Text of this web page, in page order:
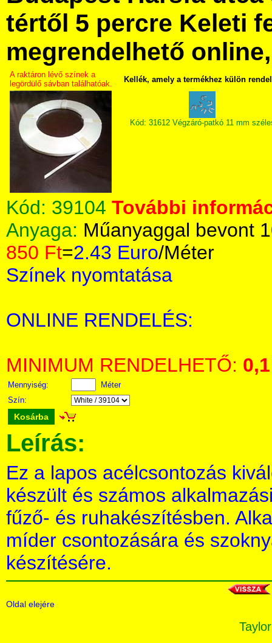
tértől 5 percre Keleti
megrendelhető
A raktáron lévő színek a
legördülő sávban találhatóak.
Kellék, amely a termékhez külön
Kód: 31612 Végzáró-patkó 11 mm
Kód: 39104 További
Anyaga: Műanyaggal bevont
850 Ft=2.43 Euro/Méter
Színek nyomtatása
ONLINE RENDELÉS:
MINIMUM RENDELHETŐ: 0,1
Mennyiség:
Méter
Szín:
Kosárba
Leírás:
Ez a lapos acélcsontozás
készült és számos
fűző- és ruhakészítésben.
míder csontozására és
készítésére.
Oldal elejére